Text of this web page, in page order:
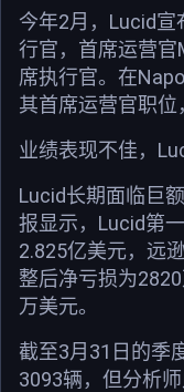
今年2月，Lucid
行官，首席运营
席执行官。在
其首席运营官职位
业绩表现不佳，
Lucid长期面临‌巨
报显示，Lucid第
2.825亿美元，远
整后净亏损为
万美元。
截至3月31日的季
3093辆，但分析